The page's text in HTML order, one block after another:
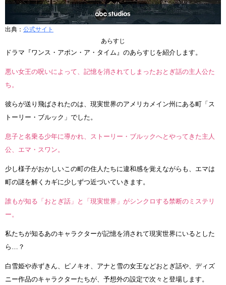
出典： 公式サイト
あらすじ
ドラマ『ワンス・アポン・ア・タイム』のあらすじを紹介します。
悪い女王の呪いによって、記憶を消されてしまったおとぎ話の主人公た
ち。
彼らが送り飛ばされたのは、現実世界のアメリカメイン州にある町「ス
トーリー・ブルック」でした。
息子と名乗る少年に導かれ、ストーリー・ブルックへとやってきた主人
公、エマ・スワン。
少し様子がおかしいこの町の住人たちに違和感を覚えながらも、エマは
町の謎を解くカギに少しずつ近づいていきます。
誰もが知る「おとぎ話」と「現実世界」がシンクロする禁断のミステリ
ー。
私たちが知るあのキャラクターが記憶を消されて現実世界にいるとした
ら…？
白雪姫や赤ずきん、ピノキオ、アナと雪の女王などおとぎ話や、ディズ
ニー作品のキャラクターたちが、予想外の設定で次々と登場します。